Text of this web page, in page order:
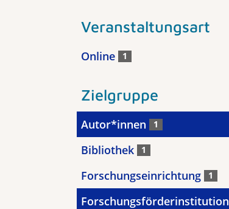
Veranstaltungsart
Online 1
Zielgruppe
Autor*innen 1
Bibliothek 1
Forschungseinrichtung 1
Forschungsförderinstitution